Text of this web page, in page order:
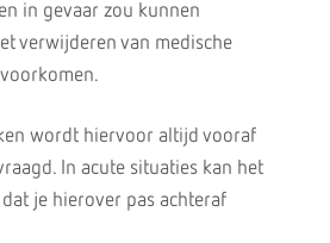
in gevaar zou kunnen
verwijderen van medische
wordt hiervoor altijd vooraf
In acute situaties kan het
je hierover pas achteraf